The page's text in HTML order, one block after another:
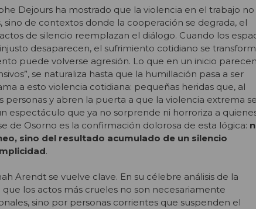
Dejours ha mostrado que la violencia en el trabajo no
sino de contextos donde la cooperación se degrada, el
de silencio reemplazan el diálogo. Cuando los
desaparecen, el sufrimiento cotidiano se
puede volverse agresión. Lo que en un inicio parecen
se naturaliza hasta que la humillación pasa a ser
a esto violencia cotidiana: pequeñas heridas que, al
personas y abren la puerta a que la violencia extrema
espectáculo que ya no sorprende ni horroriza a
de Osorno es la confirmación dolorosa de esta lógica:
sino del resultado acumulado de un silencio
.
Arendt se vuelve clave. En su célebre análisis de la
los actos más crueles no son necesariamente
sino por personas corrientes que suspenden el